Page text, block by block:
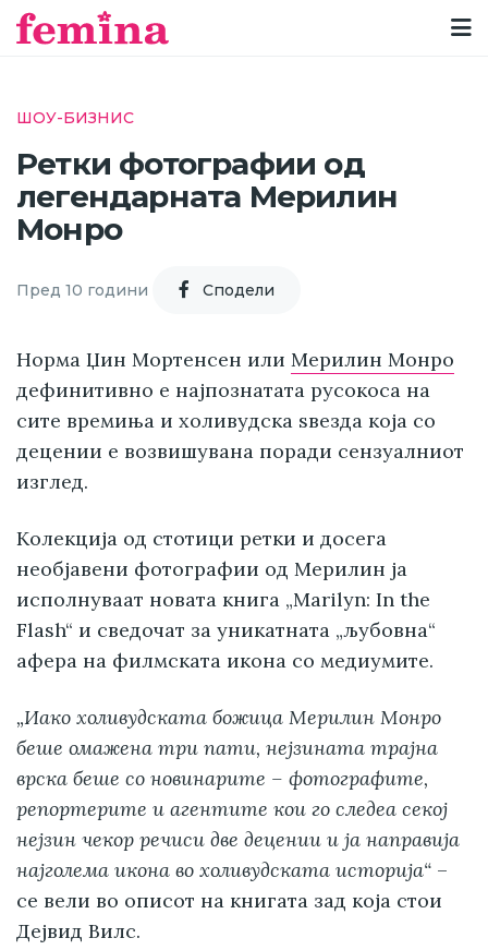
ШОУ-БИЗНИС
Ретки фотографии од
легендарната Мерилин
Монро
Пред 10 години Cподели
Норма Џин Мортенсен или Мерилин Монро
дефинитивно е најпознатата русокоса на
сите времиња и холивудска ѕвезда која со
децении е возвишувана поради сензуалниот
изглед.
Колекција од стотици ретки и досега
необјавени фотографии од Мерилин ја
исполнуваат новата книга „Marilyn: In the
Flash“ и сведочат за уникатната „љубовна“
афера на филмската икона со медиумите.
„Иако холивудската божица Мерилин Монро
беше омажена три пати, нејзината трајна
врска беше со новинарите – фотографите,
репортерите и агентите кои го следеа секој
нејзин чекор речиси две децении и ја направија
најголема икона во холивудската историја“ –
се вели во описот на книгата зад која стои
Дејвид Вилс.